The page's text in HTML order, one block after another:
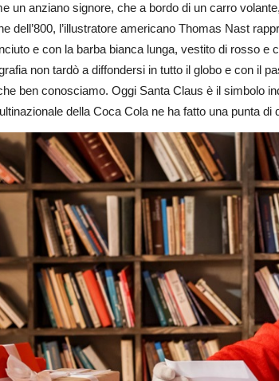
un anziano signore, che a bordo di un carro
dell’800, l’illustratore americano Thomas Nast
e con la barba bianca lunga, vestito di rosso e
non tardò a diffondersi in tutto il globo e con il
ben conosciamo. Oggi Santa Claus è il simbolo
della Coca Cola ne ha fatto una punta di